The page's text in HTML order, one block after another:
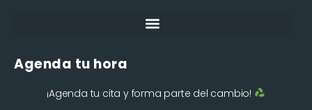
Agenda tu hora
¡Agenda tu cita y forma parte del cambio!